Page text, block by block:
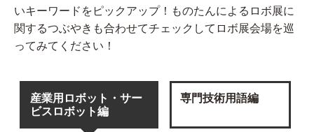
いキーワードをピックアップ！ものたんによるロボ展に
関するつぶやきも合わせてチェックしてロボ展会場を巡
ってみてください！
産業用ロボット・サー
ビスロボット編
専門技術用語編